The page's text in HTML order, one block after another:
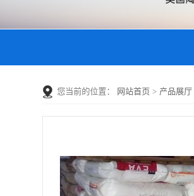
您当前的位置： 网站首页 > 产品展厅